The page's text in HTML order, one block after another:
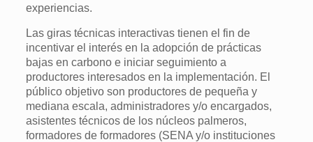
experiencias.
Las giras técnicas interactivas tienen el fin de
incentivar el interés en la adopción de prácticas
bajas en carbono e iniciar seguimiento a
productores interesados en la implementación. El
público objetivo son productores de pequeña y
mediana escala, administradores y/o encargados,
asistentes técnicos de los núcleos palmeros,
formadores de formadores (SENA y/o instituciones